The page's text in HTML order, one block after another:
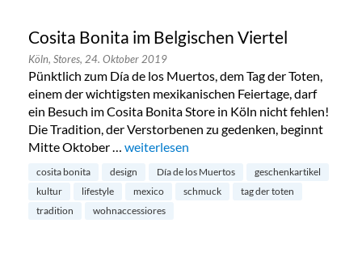
Cosita Bonita im Belgischen Viertel
Köln, Stores, 24. Oktober 2019
Pünktlich zum Día de los Muertos, dem Tag der Toten,
einem der wichtigsten mexikanischen Feiertage, darf
ein Besuch im Cosita Bonita Store in Köln nicht fehlen!
Die Tradition, der Verstorbenen zu gedenken, beginnt
Mitte Oktober … „Cosita Bonita im Belgischen Viertel“
weiterlesen
cosita bonita design Día de los Muertos
geschenkartikel
kultur
lifestyle mexico schmuck
tag der toten
tradition
wohnaccessiores